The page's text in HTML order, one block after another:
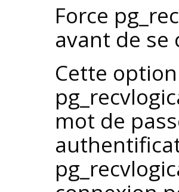
Force
avant de se
Cette
mot de